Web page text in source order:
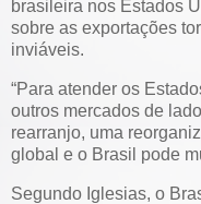
brasileira nos Estados
sobre as exportações
inviáveis.
“Para atender os
outros mercados de
rearranjo, uma
global e o Brasil pode
Segundo Iglesias, o